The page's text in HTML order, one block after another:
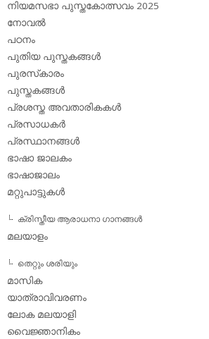
നിയമസഭാ പുസ്തകോത്സവം 2025
നോവല്‍
പഠനം
പുതിയ പുസ്തകങ്ങള്‍
പുരസ്‌കാരം
പുസ്തകങ്ങള്‍
പ്രശസ്ത അവതാരികകള്‍
പ്രസാധകര്‍
പ്രസ്ഥാനങ്ങള്‍
ഭാഷാ ജാലകം
ഭാഷാജാലം
മറ്റുപാട്ടുകള്‍
ക്രിസ്തീയ ആരാധനാ ഗാനങ്ങള്‍
മലയാളം
തെറ്റും ശരിയും
മാസിക
യാത്രാവിവരണം
ലോക മലയാളി
വൈജ്ഞാനികം